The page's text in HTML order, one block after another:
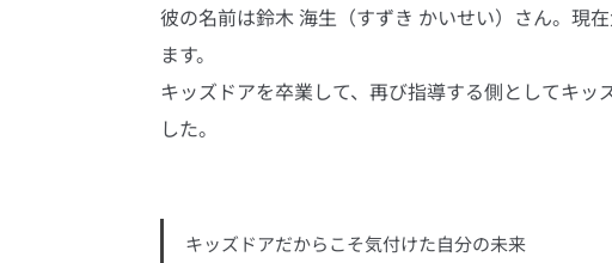
彼の名前は鈴木 海生（すずき かいせい）さん。現
ます。
キッズドアを卒業して、再び指導する側としてキ
した。
キッズドアだからこそ気付けた自分の未来